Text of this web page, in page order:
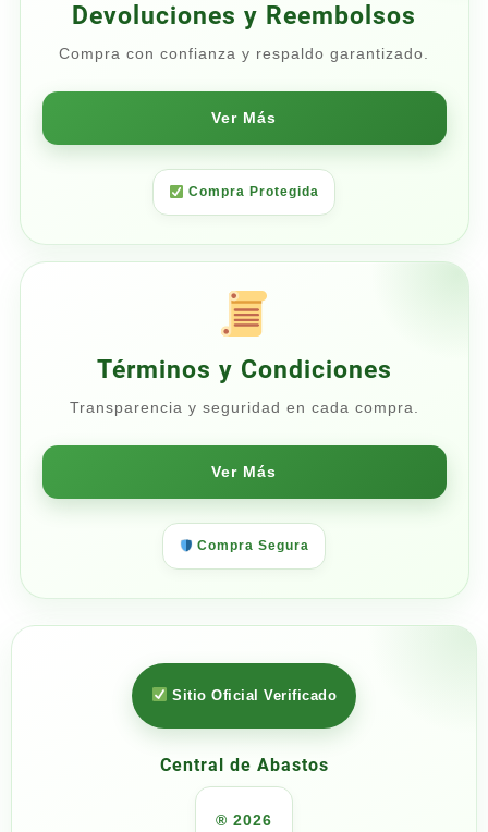
Devoluciones y Reembolsos
Compra con confianza y respaldo garantizado.
Ver Más
Compra Protegida
Términos y Condiciones
Transparencia y seguridad en cada compra.
Ver Más
Compra Segura
Sitio Oficial Verificado
Central de Abastos
® 2026